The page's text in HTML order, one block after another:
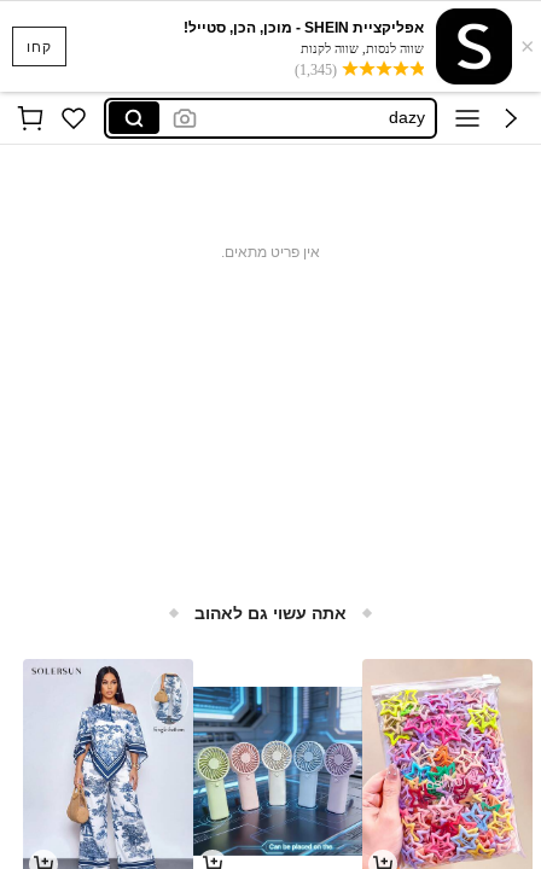
קחו ×
אפליקציית SHEIN - מוכן, הכן, סטייל!
שווה לנסות, שווה לקנות
(1,345)
motf
musera
dazy
shein tall
אין פריט מתאים.
אתה עשוי גם לאהוב